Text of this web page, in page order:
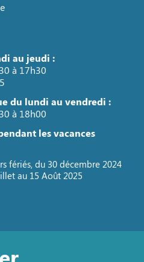
au jeudi :
à 17h30
du lundi au vendredi :
à 18h00
les vacances
fériés, du 30 décembre 2024
au 15 Août 2025